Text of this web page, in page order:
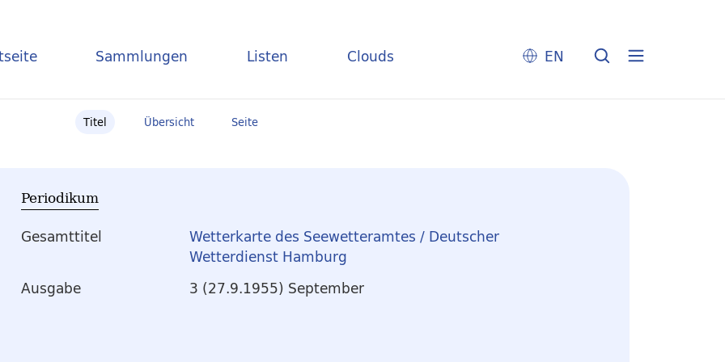
Sammlungen Listen Clouds EN
Titel Übersicht Seite
Periodikum
Gesamttitel
Wetterkarte des Seewetteramtes / Deutscher
Wetterdienst Hamburg
Ausgabe
3 (27.9.1955) September